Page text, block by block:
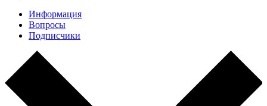
Информация
Вопросы
Подписчики